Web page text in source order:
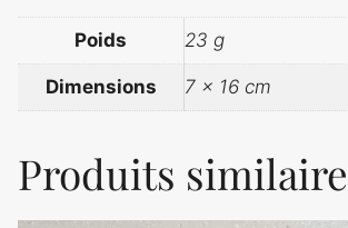
Poids 23 g
Dimensions 7 × 16 cm
Produits